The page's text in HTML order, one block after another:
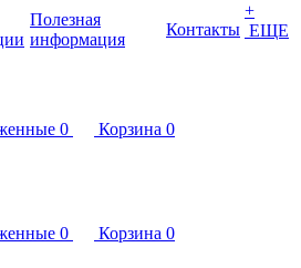
Полезная
информация
Контакты
+
ЕЩЕ
0 Корзина 0
0 Корзина 0